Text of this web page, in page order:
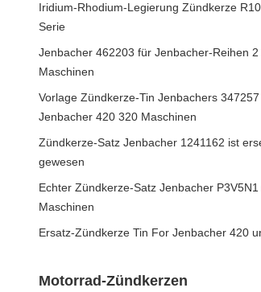
Iridium-Rhodium-Legierung Zündkerze
Serie
Jenbacher 462203 für Jenbacher-Reihen
Maschinen
Vorlage Zündkerze-Tin Jenbachers
Jenbacher 420 320 Maschinen
Zündkerze-Satz Jenbacher 1241162 ist
gewesen
Echter Zündkerze-Satz Jenbacher
Maschinen
Ersatz-Zündkerze Tin For Jenbacher 420
Motorrad-Zündkerzen